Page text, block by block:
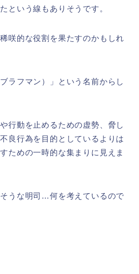
という線もありそうです。
咲的な役割を果たすのかもしれ
ラフマン）」という名前からし
行動を止めるための虚勢、脅し
良行為を目的としているよりは
ための一時的な集まりに見えま
うな明司…何を考えているので